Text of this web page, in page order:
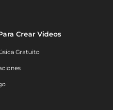
Crear Videos
Gratuito